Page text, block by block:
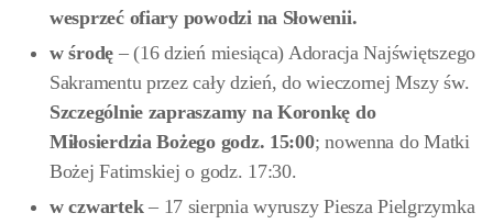
wesprzeć ofiary powodzi na Słowenii.
w środę – (16 dzień miesiąca) Adoracja Najświętszego
Sakramentu przez cały dzień, do wieczornej Mszy św.
Szczególnie zapraszamy na Koronkę do
Miłosierdzia Bożego godz. 15:00; nowenna do Matki
Bożej Fatimskiej o godz. 17:30.
w czwartek– 17 sierpnia wyruszy Piesza Pielgrzymka